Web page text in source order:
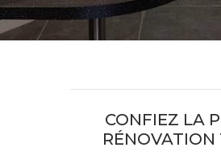
CONFIEZ LA